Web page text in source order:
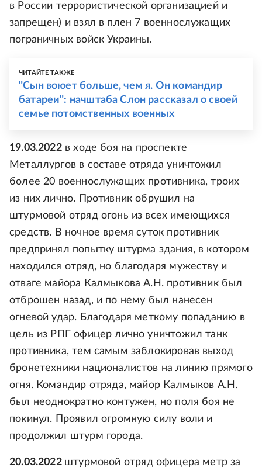
в России террористической организацией и
запрещен) и взял в плен 7 военнослужащих
пограничных войск Украины.
ЧИТАЙТЕ ТАКЖЕ
"Сын воюет больше, чем я. Он командир
батареи": начштаба Слон рассказал о своей
семье потомственных военных
19.03.2022в ходе боя на проспекте
Металлургов в составе отряда уничтожил
более 20 военнослужащих противника, троих
из них лично. Противник обрушил на
штурмовой отряд огонь из всех имеющихся
средств. В ночное время суток противник
предпринял попытку штурма здания, в котором
находился отряд, но благодаря мужеству и
отваге майора Калмыкова А.Н. противник был
отброшен назад, и по нему был нанесен
огневой удар. Благодаря меткому попаданию в
цель из РПГ офицер лично уничтожил танк
противника, тем самым заблокировав выход
бронетехники националистов на линию прямого
огня. Командир отряда, майор Калмыков А.Н.
был неоднократно контужен, но поля боя не
покинул. Проявил огромную силу воли и
продолжил штурм города.
20.03.2022 штурмовой отряд офицера метр за